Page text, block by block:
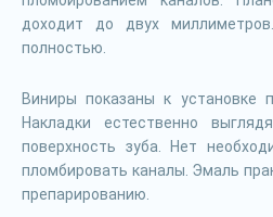
доходит до двух
полностью.
Виниры показаны к установке
Накладки естественно
поверхность зуба. Нет
пломбировать каналы. Эмаль
препарированию.